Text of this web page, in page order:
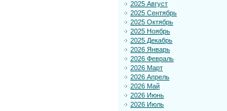
2025 Август
2025 Сентябрь
2025 Октябрь
2025 Ноябрь
2025 Декабрь
2026 Январь
2026 Февраль
2026 Март
2026 Апрель
2026 Май
2026 Июнь
2026 Июль